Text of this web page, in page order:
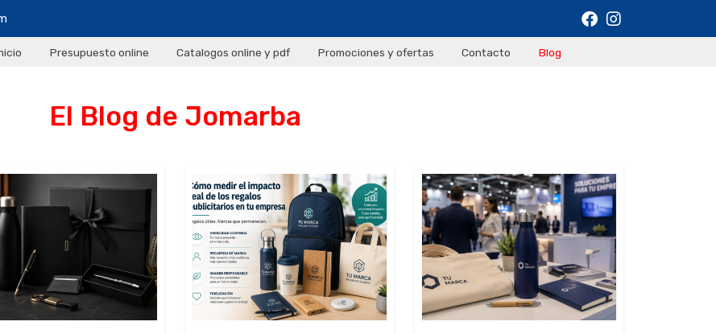
Presupuesto online Catalogos online y pdf Promociones y ofertas Contacto Blog
El Blog de Jomarba